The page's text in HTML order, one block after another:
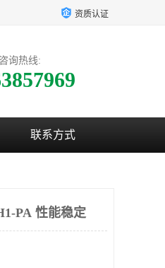
资质认证
询热线:
联系方式
PA 性能稳定